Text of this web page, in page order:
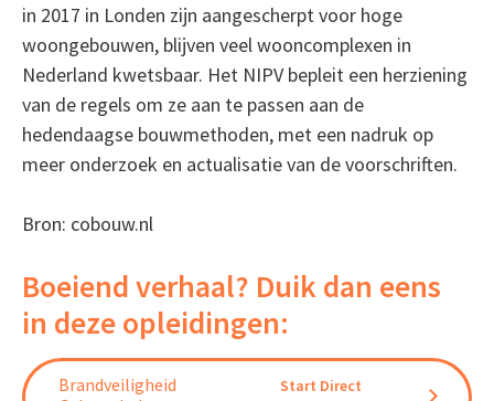
in 2017 in Londen zijn aangescherpt voor hoge
woongebouwen, blijven veel wooncomplexen in
Nederland kwetsbaar. Het NIPV bepleit een herziening
van de regels om ze aan te passen aan de
hedendaagse bouwmethoden, met een nadruk op
meer onderzoek en actualisatie van de voorschriften.
Bron: cobouw.nl
Boeiend verhaal? Duik dan eens
in deze opleidingen:
Brandveiligheid
Start Direct